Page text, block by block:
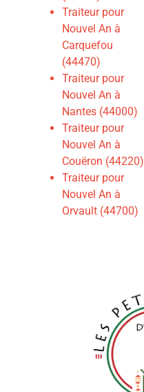
Traiteur pour
Nouvel An à
Carquefou
(44470)
Traiteur pour
Nouvel An à
Nantes (44000)
Traiteur pour
Nouvel An à
Couëron (44220)
Traiteur pour
Nouvel An à
Orvault (44700)